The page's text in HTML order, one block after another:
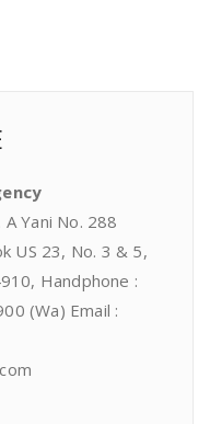
Yani No. 288
US 23, No. 3 & 5,
Handphone :
(Wa) Email :